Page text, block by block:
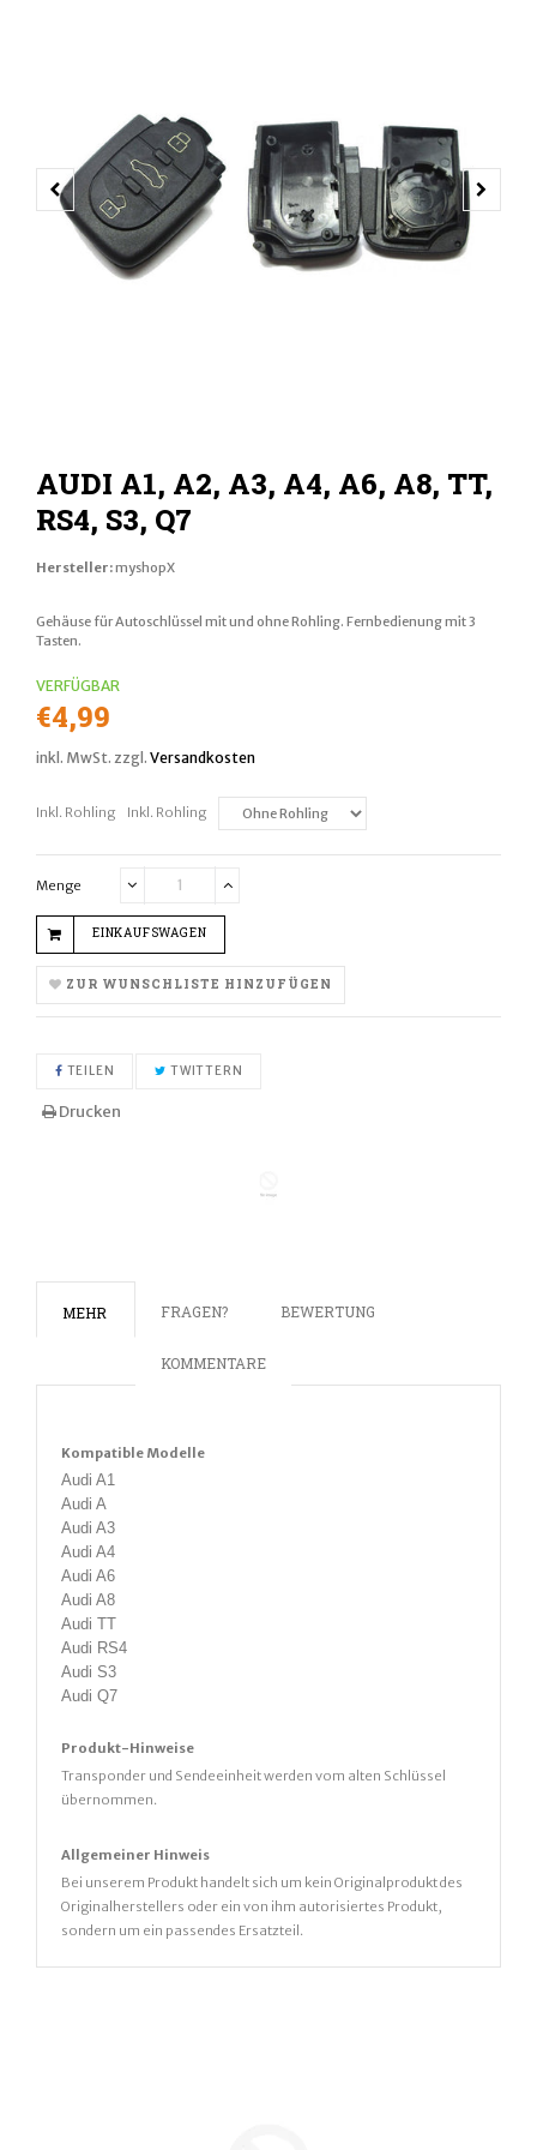
VORHERIGER SCHIEBER
AUDI A1, A2, A3, A4, A6, A8, TT,
RS4, S3, Q7
Hersteller:myshopX
Gehäuse für Autoschlüssel mit und ohne Rohling. Fernbedienung mit 3
Tasten.
VERFÜGBAR
Normaler
Preis
€4,99
inkl. MwSt. zzgl. Versandkosten
Inkl. Rohling Inkl. Rohling
Menge
missing:
de.cart.general.reduce_quantity
EINKAUFSWAGEN
ZUR WUNSCHLISTE HINZUFÜGEN
TEILEN AUF FACEBOOK TEILEN
TWITTERN
Drucken
MEHR FRAGEN? BEWERTUNG
KOMMENTARE
Kompatible Modelle
Audi A1
Audi A
Audi A3
Audi A4
Audi A6
Audi A8
Audi TT
Audi RS4
Audi S3
Audi Q7
Produkt-Hinweise
Transponder und Sendeeinheit werden vom alten Schlüssel
übernommen.
Allgemeiner Hinweis
Bei unserem Produkt handelt sich um kein Originalprodukt des
Originalherstellers oder ein von ihm autorisiertes Produkt,
sondern um ein passendes Ersatzteil.